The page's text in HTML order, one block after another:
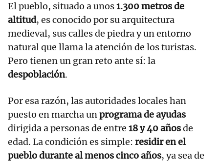
El pueblo, situado a unos1.300 metros de
altitud, es conocido por su arquitectura
medieval, sus calles de piedra y un entorno
natural que llama la atención de los turistas.
Pero tienen un gran reto ante sí: la
despoblación.
Por esa razón, las autoridades locales han
puesto en marcha unprograma de ayudas
dirigida a personas de entre 18 y 40 añosde
edad. La condición es simple: residir en el
pueblo durante al menos cinco años, ya sea de